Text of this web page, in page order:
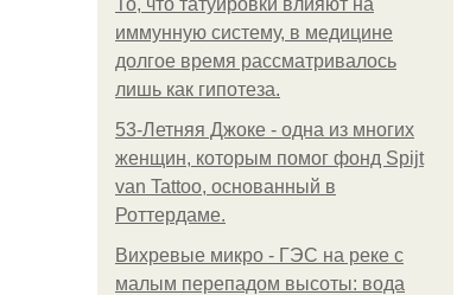
То, что татуировки влияют на
иммунную систему, в медицине
долгое время рассматривалось
лишь как гипотеза.
53-Летняя Джоке - одна из многих
женщин, которым помог фонд Spijt
van Tattoo, основанный в
Роттердаме.
Вихревые микро - ГЭС на реке с
малым перепадом высоты: вода